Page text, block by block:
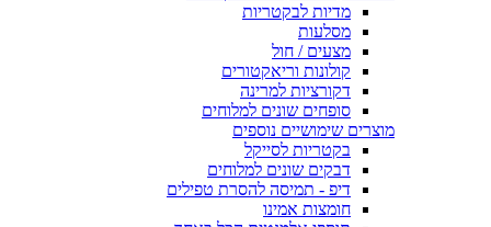
מדיות לבקטריות
מסלעות
מצעים / חול
קולונות וריאקטורים
דקורציות למרינה
סופחים שונים למלוחים
מוצרים שימושיים נוספים
בקטריות לסייקל
דבקים שונים למלוחים
דיפ - תמיסה להסרת טפילים
חומצות אמינו